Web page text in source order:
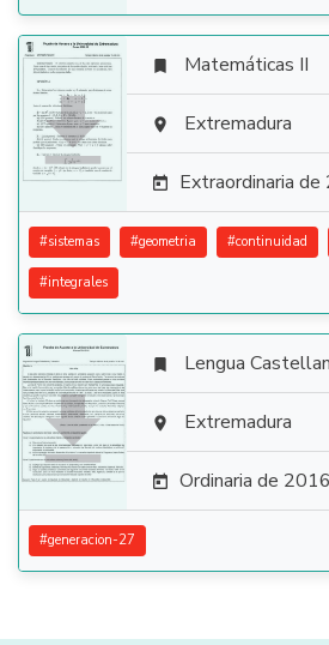

 Matemáticas II
 Extremadura
 Extraordinaria
#sistemas #geometria #continuidad
#integrales

 Lengua
 Extremadura
 Ordinaria de 2016
#generacion-27